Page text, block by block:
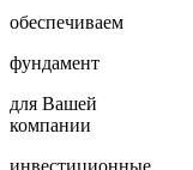
обеспечиваем
фундамент
для Вашей
компании
инвестиционные